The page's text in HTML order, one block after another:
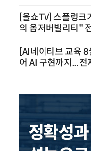
[올쇼TV] 스플렁크
의 옵저버빌리티"
[AI네이티브 교육
어 AI 구현까지...전